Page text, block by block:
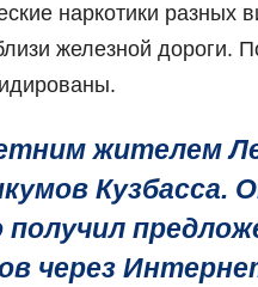
наркотики разных
железной дороги.
жителем
Кузбасса.
через